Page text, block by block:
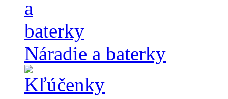
Náradie a baterky